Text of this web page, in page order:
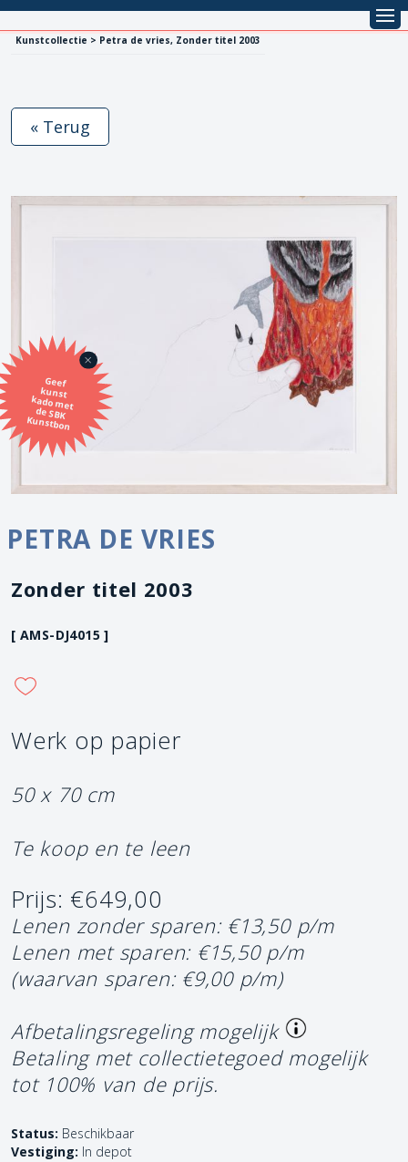
Kunstcollectie > Petra de vries, Zonder titel 2003
Geef
kunst
kado met
de SBK
Kunstbon
« Terug
PETRA DE VRIES
Zonder titel 2003
[ AMS-DJ4015 ]
Werk op papier
50 x 70 cm
Te koop en te leen
Prijs: €649,00
Lenen zonder sparen: €13,50 p/m
Lenen met sparen: €15,50 p/m
(waarvan sparen: €9,00 p/m)
Afbetalingsregeling mogelijk
Betaling met collectietegoed mogelijk
tot 100% van de prijs.
Status: Beschikbaar
Vestiging: In depot